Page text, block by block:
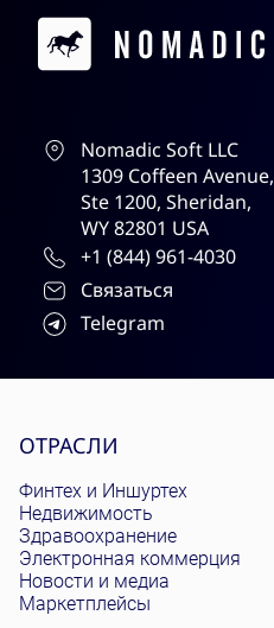
Contacts
Nomadic Soft LLC
1309 Coffeen Avenue,
Ste 1200, Sheridan,
WY 82801 USA
+1 (844) 961-4030
Связаться
Telegram
Site menu
ОТРАСЛИ
Финтех и Иншуртех
Недвижимость
Здравоохранение
Электронная коммерция
Новости и медиа
Маркетплейсы